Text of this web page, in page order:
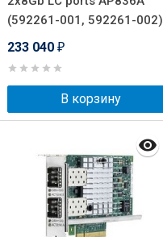
(592261-001, 592261-002)
233 040 ₽
В корзину